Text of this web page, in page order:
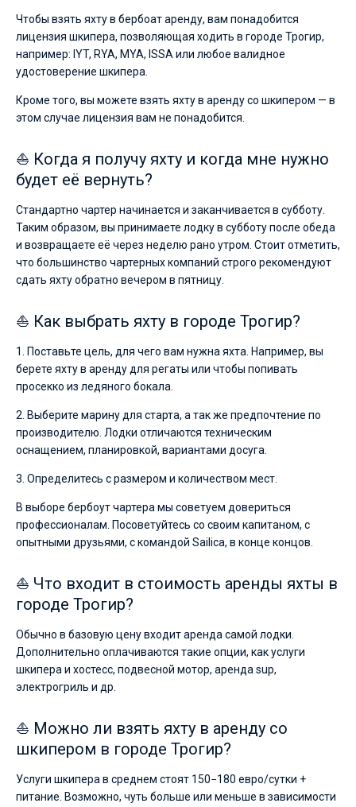
Чтобы взять яхту в бербоат аренду, вам понадобится
лицензия шкипера, позволяющая ходить в городе Трогир,
например: IYT, RYA, MYA, ISSA или любое валидное
удостоверение шкипера.
Кроме того, вы можете взять яхту в аренду со шкипером — в
этом случае лицензия вам не понадобится.
⛵ Когда я получу яхту и когда мне нужно
будет её вернуть?
Стандартно чартер начинается и заканчивается в субботу.
Таким образом, вы принимаете лодку в субботу после обеда
и возвращаете её через неделю рано утром. Стоит отметить,
что большинство чартерных компаний строго рекомендуют
сдать яхту обратно вечером в пятницу.
⛵ Как выбрать яхту в городе Трогир?
1. Поставьте цель, для чего вам нужна яхта. Например, вы
берете яхту в аренду для регаты или чтобы попивать
просекко из ледяного бокала.
2. Выберите марину для старта, а так же предпочтение по
производителю. Лодки отличаются техническим
оснащением, планировкой, вариантами досуга.
3. Определитесь с размером и количеством мест.
В выборе бербоут чартера мы советуем довериться
профессионалам. Посоветуйтесь со своим капитаном, с
опытными друзьями, с командой Sailica, в конце концов.
⛵ Что входит в стоимость аренды яхты в
городе Трогир?
Обычно в базовую цену входит аренда самой лодки.
Дополнительно оплачиваются такие опции, как услуги
шкипера и хостесс, подвесной мотор, аренда sup,
электрогриль и др.
⛵ Можно ли взять яхту в аренду со
шкипером в городе Трогир?
Услуги шкипера в среднем стоят 150−180 евро/сутки +
питание. Возможно, чуть больше или меньше в зависимости